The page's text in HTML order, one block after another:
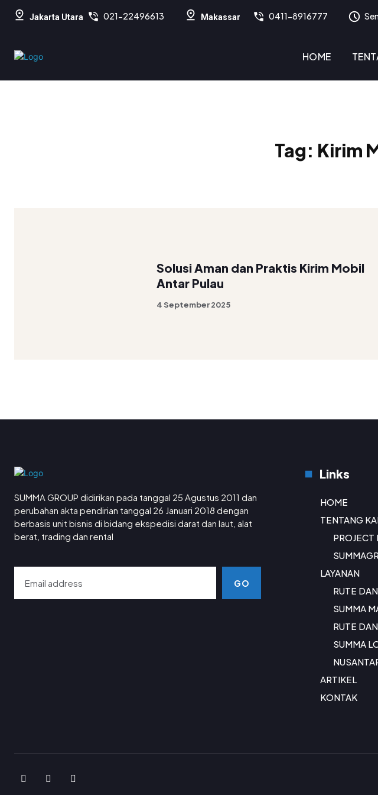
Jakarta Utara 021-22496613 Makassar 0411-8916777
HOME
Tag: Kirim
Solusi Aman dan Praktis Kirim Mobil
Antar Pulau
4 September 2025
SUMMA GROUP didirikan pada tanggal 25 Agustus 2011 dan
perubahan akta pendirian tanggal 26 Januari 2018 dengan
berbasis unit bisnis di bidang ekspedisi darat dan laut, alat
berat, trading dan rental
GO
Links
HOME
TENTANG
LAYANAN
RUTE
SUMMA
RUTE
SUMMA
ARTIKEL
KONTAK